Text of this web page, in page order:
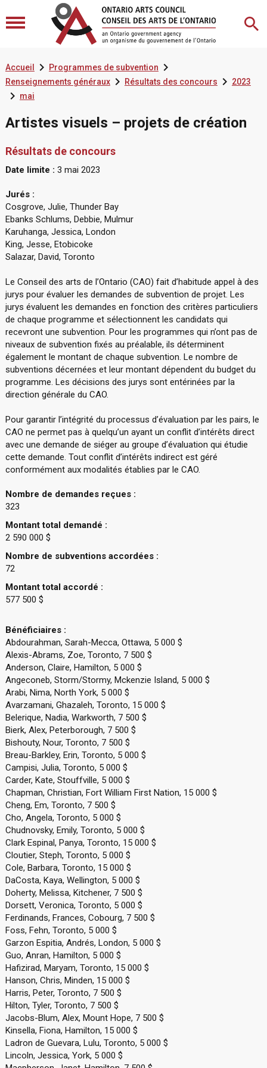
Accueil  Programmes de subvention
Renseignements généraux Résultats des concours 2023
 mai
Artistes visuels – projets de création
Résultats de concours
Date limite : 3 mai 2023
Jurés :
Cosgrove, Julie, Thunder Bay
Ebanks Schlums, Debbie, Mulmur
Karuhanga, Jessica, London
King, Jesse, Etobicoke
Salazar, David, Toronto
Le Conseil des arts de l’Ontario (CAO) fait d’habitude appel à des
jurys pour évaluer les demandes de subvention de projet. Les
jurys évaluent les demandes en fonction des critères particuliers
de chaque programme et sélectionnent les candidats qui
recevront une subvention. Pour les programmes qui n’ont pas de
niveaux de subvention fixés au préalable, ils déterminent
également le montant de chaque subvention. Le nombre de
subventions décernées et leur montant dépendent du budget du
programme. Les décisions des jurys sont entérinées par la
direction générale du CAO.
Pour garantir l’intégrité du processus d’évaluation par les pairs, le
CAO ne permet pas à quelqu’un ayant un conflit d’intérêts direct
avec une demande de siéger au groupe d’évaluation qui étudie
cette demande. Tout conflit d’intérêts indirect est géré
conformément aux modalités établies par le CAO.
Nombre de demandes reçues :
323
Montant total demandé :
2 590 000 $
Nombre de subventions accordées :
72
Montant total accordé :
577 500 $
Bénéficiaires :
Abdourahman, Sarah-Mecca, Ottawa, 5 000 $
Alexis-Abrams, Zoe, Toronto, 7 500 $
Anderson, Claire, Hamilton, 5 000 $
Angeconeb, Storm/Stormy, Mckenzie Island, 5 000 $
Arabi, Nima, North York, 5 000 $
Avarzamani, Ghazaleh, Toronto, 15 000 $
Belerique, Nadia, Warkworth, 7 500 $
Bierk, Alex, Peterborough, 7 500 $
Bishouty, Nour, Toronto, 7 500 $
Breau-Barkley, Erin, Toronto, 5 000 $
Campisi, Julia, Toronto, 5 000 $
Carder, Kate, Stouffville, 5 000 $
Chapman, Christian, Fort William First Nation, 15 000 $
Cheng, Em, Toronto, 7 500 $
Cho, Angela, Toronto, 5 000 $
Chudnovsky, Emily, Toronto, 5 000 $
Clark Espinal, Panya, Toronto, 15 000 $
Cloutier, Steph, Toronto, 5 000 $
Cole, Barbara, Toronto, 15 000 $
DaCosta, Kaya, Wellington, 5 000 $
Doherty, Melissa, Kitchener, 7 500 $
Dorsett, Veronica, Toronto, 5 000 $
Ferdinands, Frances, Cobourg, 7 500 $
Foss, Fehn, Toronto, 5 000 $
Garzon Espitia, Andrés, London, 5 000 $
Guo, Anran, Hamilton, 5 000 $
Hafizirad, Maryam, Toronto, 15 000 $
Hanson, Chris, Minden, 15 000 $
Harris, Peter, Toronto, 7 500 $
Hilton, Tyler, Toronto, 7 500 $
Jacobs-Blum, Alex, Mount Hope, 7 500 $
Kinsella, Fiona, Hamilton, 15 000 $
Ladron de Guevara, Lulu, Toronto, 5 000 $
Lincoln, Jessica, York, 5 000 $